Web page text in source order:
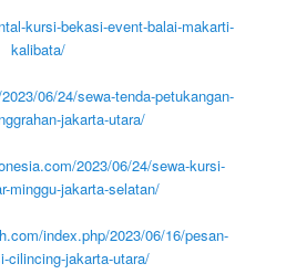
kursi-bekasi-event-balai-makarti-
kalibata/
06/24/sewa-tenda-petukangan-
jakarta-utara/
2023/06/24/sewa-kursi-
minggu-jakarta-selatan/
index.php/2023/06/16/pesan-
cilincing-jakarta-utara/